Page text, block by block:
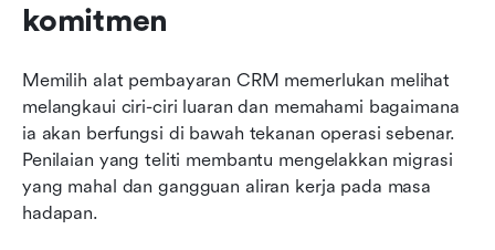
komitmen
Memilih alat pembayaran CRM memerlukan melihat
melangkaui ciri-ciri luaran dan memahami bagaimana
ia akan berfungsi di bawah tekanan operasi sebenar.
Penilaian yang teliti membantu mengelakkan migrasi
yang mahal dan gangguan aliran kerja pada masa
hadapan.